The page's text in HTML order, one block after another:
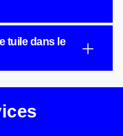
tuile dans le